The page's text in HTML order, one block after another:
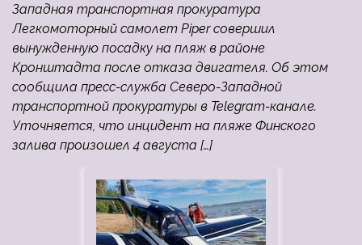
Западная транспортная прокуратура
Легкомоторный самолет Piper совершил
вынужденную посадку на пляж в районе
Кронштадта после отказа двигателя. Об этом
сообщила пресс-служба Северо-Западной
транспортной прокуратуры в Telegram-канале.
Уточняется, что инцидент на пляже Финского
залива произошел 4 августа […]